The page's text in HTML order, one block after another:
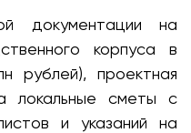
документации на
корпуса в
рублей), проектная
локальные сметы с
и указаний на